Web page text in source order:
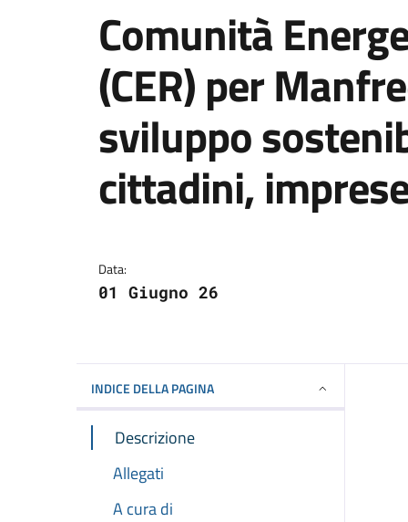
Comunità
(CER) per
sviluppo
cittadini,
Data:
01 Giugno 26
INDICE DELLA PAGINA
Descrizione
Allegati
A cura di